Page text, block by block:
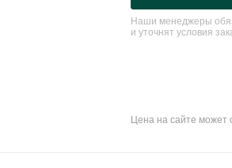
Наши менеджеры
и уточнят условия
Цена на сайте может